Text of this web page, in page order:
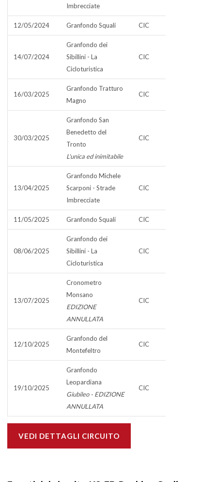
Imbrecciate
12/05/2024 Granfondo Squali CIC
14/07/2024
Granfondo dei
Sibillini - La
Cicloturistica
CIC
16/03/2025
Granfondo Tratturo
Magno
CIC
30/03/2025
Granfondo San
Benedetto del
Tronto
L'unica ed inimitabile
CIC
13/04/2025
Granfondo Michele
Scarponi - Strade
Imbrecciate
CIC
11/05/2025 Granfondo Squali CIC
08/06/2025
Granfondo dei
Sibillini - La
Cicloturistica
CIC
13/07/2025
Cronometro
Monsano
EDIZIONE
ANNULLATA
CIC
12/10/2025
Granfondo del
Montefeltro
CIC
19/10/2025
Granfondo
Leopardiana
Giubileo - EDIZIONE
ANNULLATA
CIC
VEDI DETTAGLI CIRCUITO